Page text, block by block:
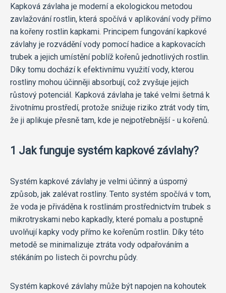
Kapková závlaha je moderní a ekologickou metodou
zavlažování rostlin, která spočívá v aplikování vody přímo
na kořeny rostlin kapkami. Principem fungování kapkové
závlahy je rozvádění vody pomocí hadice a kapkovacích
trubek a jejich umístění poblíž kořenů jednotlivých rostlin.
Díky tomu dochází k efektivnímu využití vody, kterou
rostliny mohou účinněji absorbují, což zvyšuje jejich
růstový potenciál. Kapková závlaha je také velmi šetrná k
životnímu prostředí, protože snižuje riziko ztrát vody tím,
že ji aplikuje přesně tam, kde je nejpotřebnější - u kořenů.
1 Jak funguje systém kapkové závlahy?
Systém kapkové závlahy je velmi účinný a úsporný
způsob, jak zalévat rostliny. Tento systém spočívá v tom,
že voda je přiváděna k rostlinám prostřednictvím trubek s
mikrotryskami nebo kapkadly, které pomalu a postupně
uvolňují kapky vody přímo ke kořenům rostlin. Díky této
metodě se minimalizuje ztráta vody odpařováním a
stékáním po listech či povrchu půdy.
Systém kapkové závlahy může být napojen na kohoutek